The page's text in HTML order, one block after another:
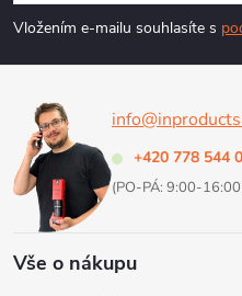
p
a
Vložením e-mailu souhlasíte s
+420 778 544
(PO-PÁ: 9:00-16:00
Vše o nákupu